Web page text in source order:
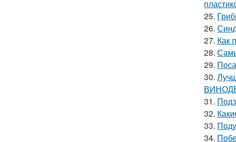
25.
26.
27. Как
28.
29.
30.
31.
32.
33.
34.